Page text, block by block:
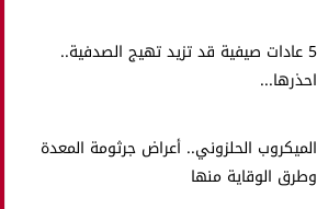
5 عادات صيفية قد تزيد تهيج الصدفية..
احذرها...
الميكروب الحلزوني.. أعراض جرثومة المعدة
وطرق الوقاية منها